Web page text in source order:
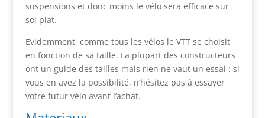
suspensions et donc moins le vélo sera efficace sur
sol plat.
Evidemment, comme tous les vélos le VTT se choisit
en fonction de sa taille. La plupart des constructeurs
ont un guide des tailles mais rien ne vaut un essai : si
vous en avez la possibilité, n’hésitez pas à essayer
votre futur vélo avant l’achat.